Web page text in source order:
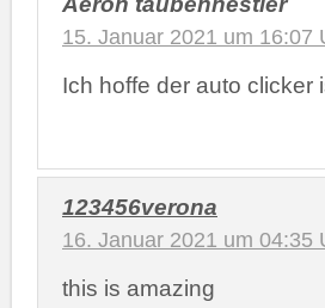
15. Januar 2021 um 16:07
Ich hoffe der auto clicker
123456verona
16. Januar 2021 um 04:35
this is amazing